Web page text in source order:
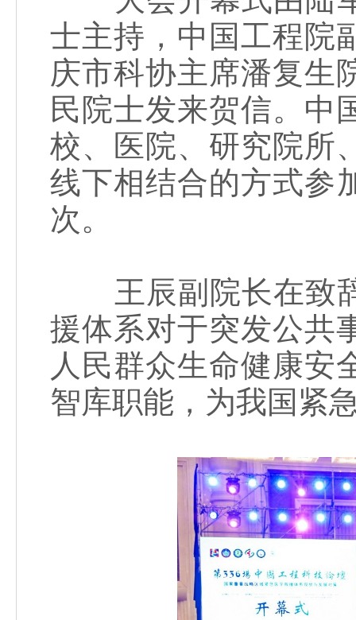
士主持，中国工程院
庆市科协主席潘复生
民院士发来贺信。中
校、医院、研究院所
线下相结合的方式参
次。
王辰副院长在致辞
援体系对于突发公共
人民群众生命健康安
智库职能，为我国紧